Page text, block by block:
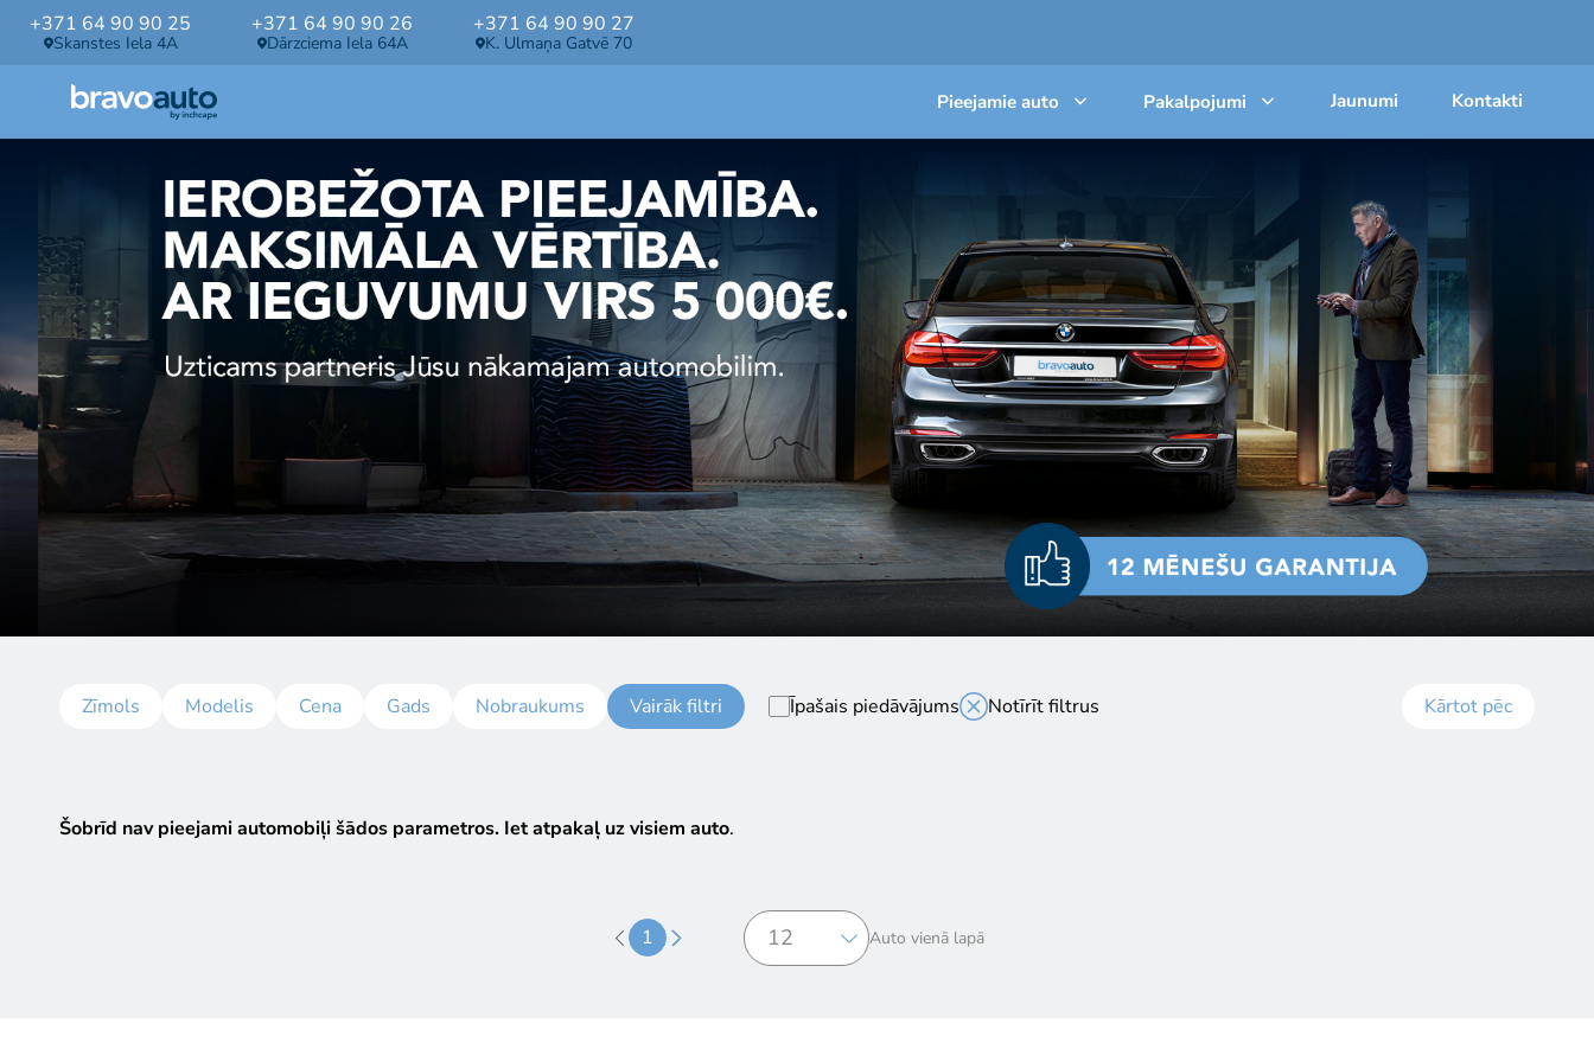
+371 64 90 90 25
Skanstes Iela 4A
+371 64 90 90 26
Dārzciema Iela 64A
+371 64 90 90 27
K. Ulmaņa Gatvē 70
Pieejamie auto Pakalpojumi Jaunumi Kontakti
Zīmols Modelis Cena Gads Nobraukums Vairāk filtri Īpašais piedāvājums Notīrīt filtrus Kārtot pēc
Šobrīd nav pieejami automobiļi šādos parametros. Iet atpakaļ uz visiem auto.
1 Auto vienā lapā